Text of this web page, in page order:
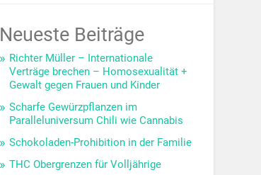
Neueste Beiträge
Richter Müller – Internationale
Verträge brechen – Homosexualität +
Gewalt gegen Frauen und Kinder
Scharfe Gewürzpflanzen im
Paralleluniversum Chili wie Cannabis
Schokoladen-Prohibition in der Familie
THC Obergrenzen für Volljährige